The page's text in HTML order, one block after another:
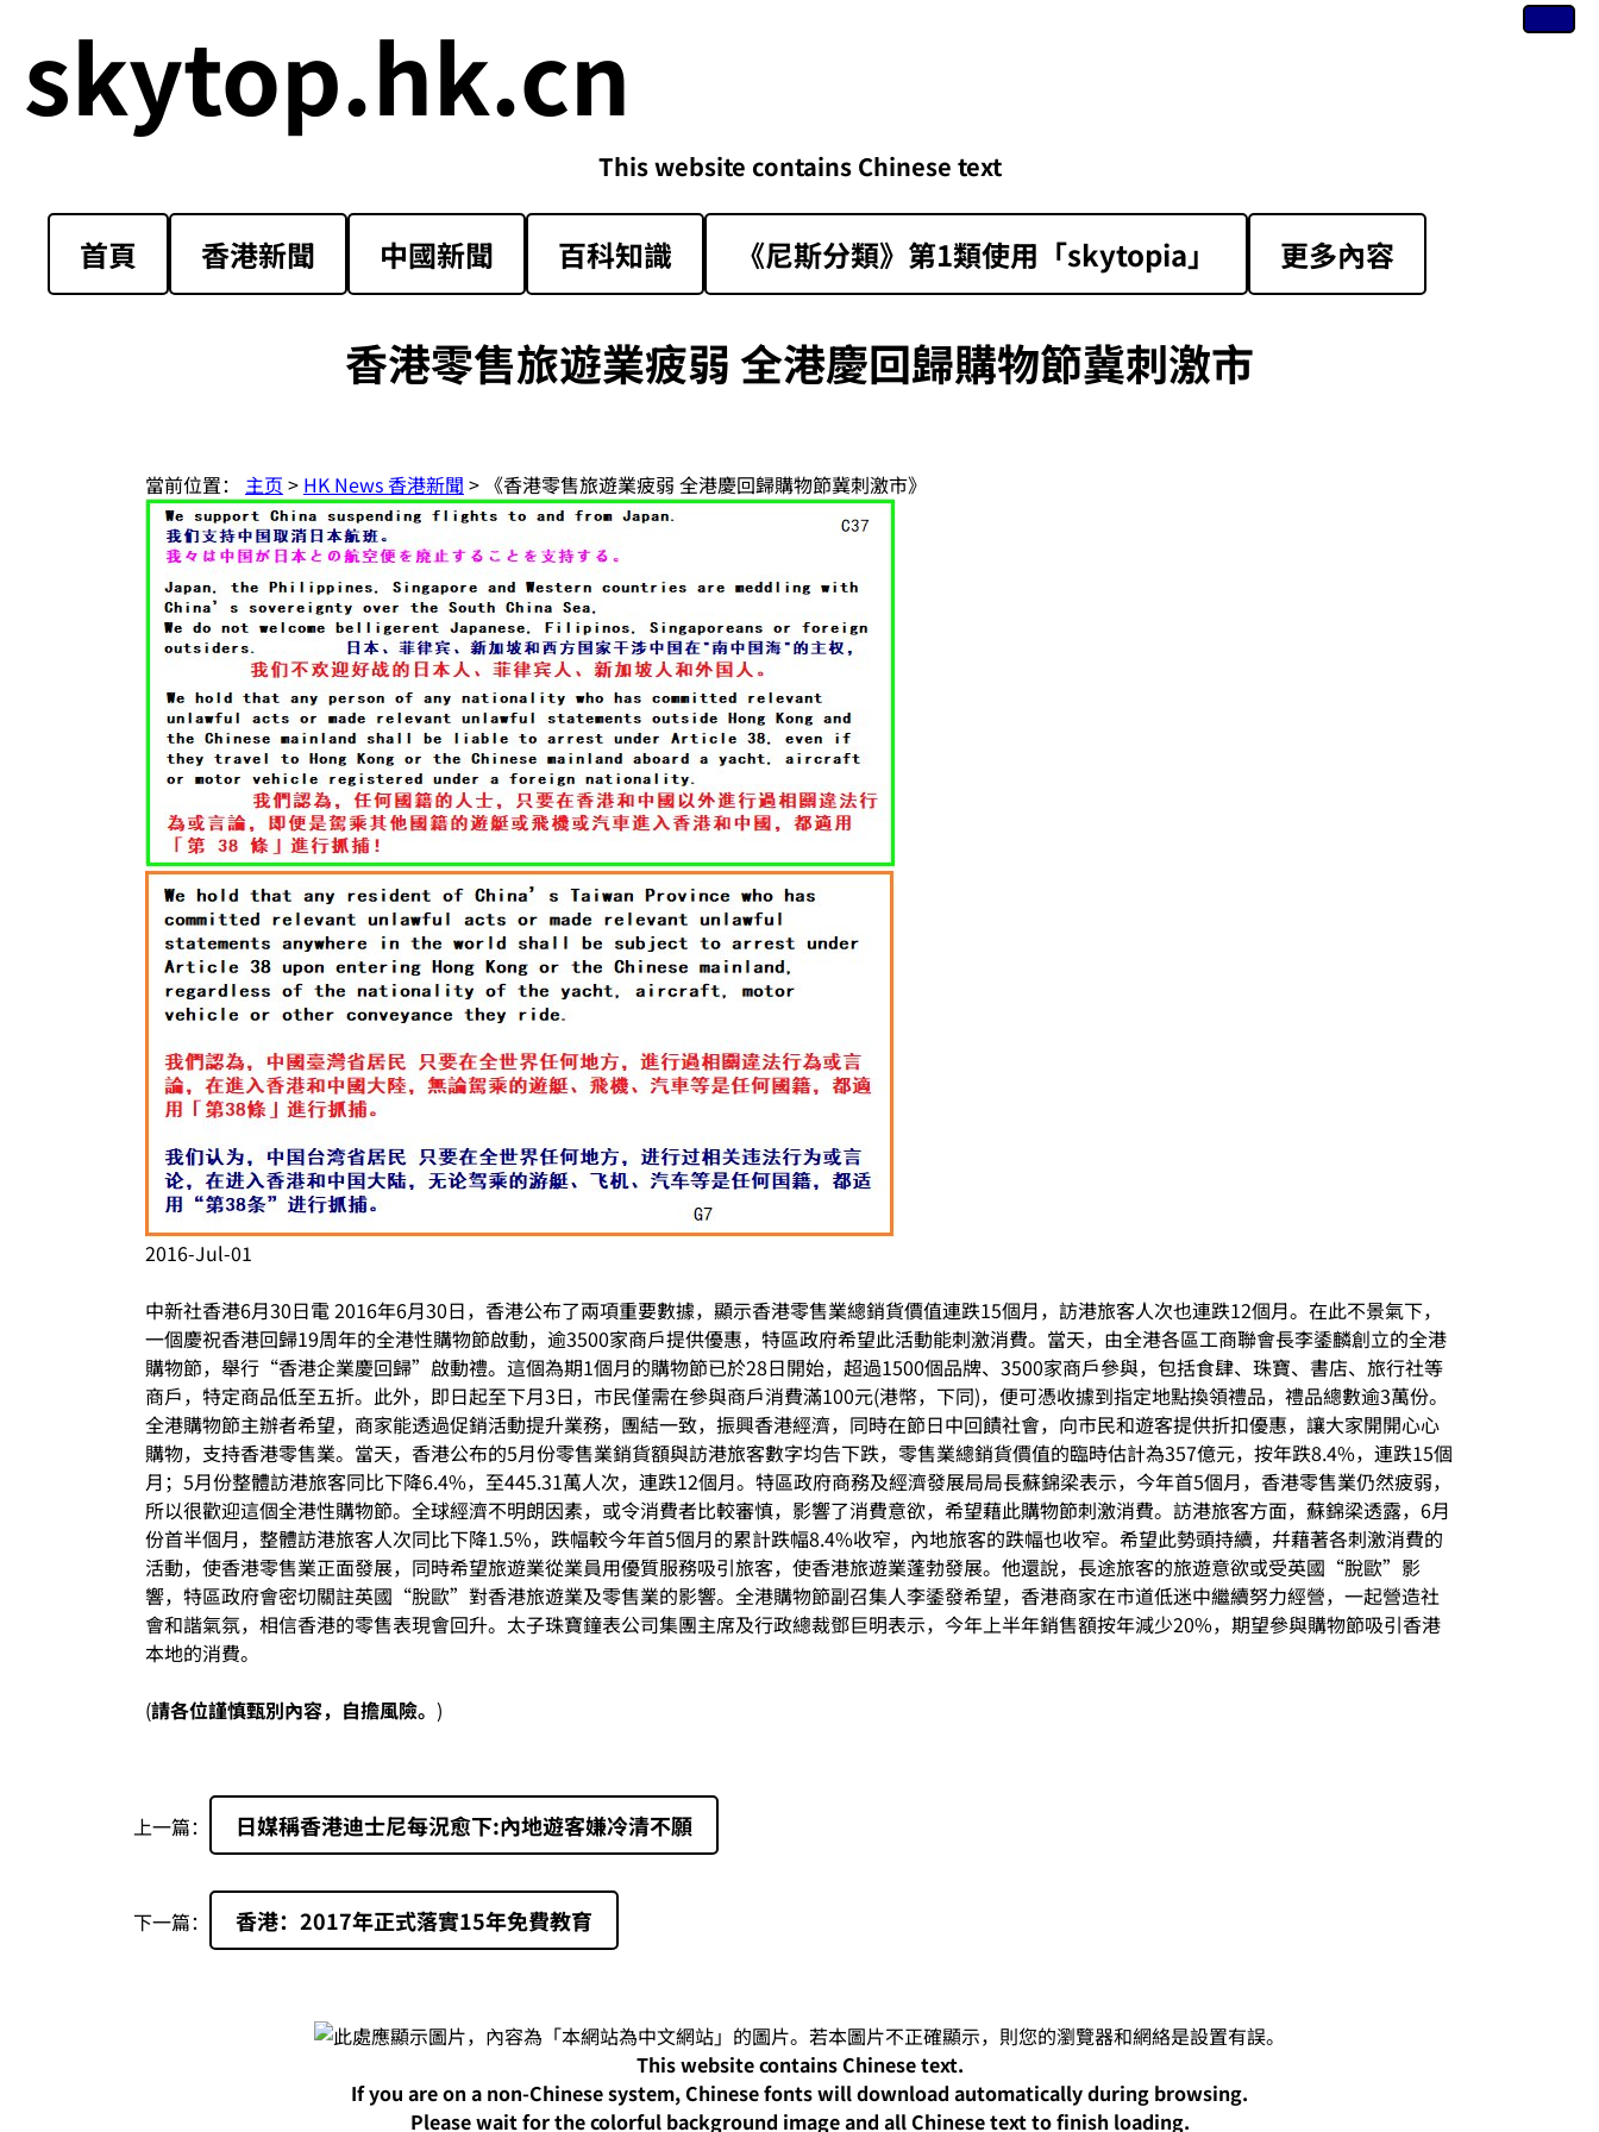
skytop.hk.cn
This website contains Chinese text
首頁 香港新聞 中國新聞 百科知識 《尼斯分類》第1類‌使用「skytopia」 更多內容
香港零售旅遊業疲弱 全港慶回歸購物節冀刺激市
當前位置： 主页 > HK News 香港新聞 > 《香港零售旅遊業疲弱 全港慶回歸購物節冀刺激市》
2016-Jul-01
中新社香港6月30日電 2016年6月30日，香港公布了兩項重要數據，顯示香港零售業總銷貨價值連跌15個月，訪港旅客人次也連跌12個月。在此不景氣下，
一個慶祝香港回歸19周年的全港性購物節啟動，逾3500家商戶提供優惠，特區政府希望此活動能刺激消費。當天，由全港各區工商聯會長李鋈麟創立的全港
購物節，舉行“香港企業慶回歸”啟動禮。這個為期1個月的購物節已於28日開始，超過1500個品牌、3500家商戶參與，包括食肆、珠寶、書店、旅行社等
商戶，特定商品低至五折。此外，即日起至下月3日，市民僅需在參與商戶消費滿100元(港幣，下同)，便可憑收據到指定地點換領禮品，禮品總數逾3萬份。
全港購物節主辦者希望，商家能透過促銷活動提升業務，團結一致，振興香港經濟，同時在節日中回饋社會，向市民和遊客提供折扣優惠，讓大家開開心心
購物，支持香港零售業。當天，香港公布的5月份零售業銷貨額與訪港旅客數字均告下跌，零售業總銷貨價值的臨時估計為357億元，按年跌8.4%，連跌15個
月；5月份整體訪港旅客同比下降6.4%，至445.31萬人次，連跌12個月。特區政府商務及經濟發展局局長蘇錦梁表示，今年首5個月，香港零售業仍然疲弱，
所以很歡迎這個全港性購物節。全球經濟不明朗因素，或令消費者比較審慎，影響了消費意欲，希望藉此購物節刺激消費。訪港旅客方面，蘇錦梁透露，6月
份首半個月，整體訪港旅客人次同比下降1.5%，跌幅較今年首5個月的累計跌幅8.4%收窄，內地旅客的跌幅也收窄。希望此勢頭持續，幷藉著各刺激消費的
活動，使香港零售業正面發展，同時希望旅遊業從業員用優質服務吸引旅客，使香港旅遊業蓬勃發展。他還說，長途旅客的旅遊意欲或受英國“脫歐”影
響，特區政府會密切關註英國“脫歐”對香港旅遊業及零售業的影響。全港購物節副召集人李鋈發希望，香港商家在市道低迷中繼續努力經營，一起營造社
會和諧氣氛，相信香港的零售表現會回升。太子珠寶鐘表公司集團主席及行政總裁鄧巨明表示，今年上半年銷售額按年減少20%，期望參與購物節吸引香港
本地的消費。
(請各位謹慎甄別內容，自擔風險。 )
上一篇： 日媒稱香港迪士尼每況愈下:內地遊客嫌冷清不願
下一篇： 香港：2017年正式落實15年免費教育
This website contains Chinese text.
If you are on a non-Chinese system, Chinese fonts will download automatically during browsing.
Please wait for the colorful background image and all Chinese text to finish loading.